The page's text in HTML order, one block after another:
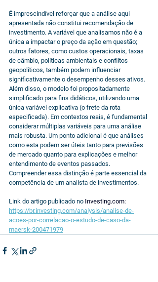
É imprescindível reforçar que a análise aqui
apresentada não constitui recomendação de
investimento. A variável que analisamos não é a
única a impactar o preço da ação em questão;
outros fatores, como custos operacionais, taxas
de câmbio, políticas ambientais e conflitos
geopolíticos, também podem influenciar
significativamente o desempenho desses ativos.
Além disso, o modelo foi propositadamente
simplificado para fins didáticos, utilizando uma
única variável explicativa (o frete da rota
especificada). Em contextos reais, é fundamental
considerar múltiplas variáveis para uma análise
mais robusta. Um ponto adicional é que análises
como esta podem ser úteis tanto para previsões
de mercado quanto para explicações e melhor
entendimento de eventos passados.
Compreender essa distinção é parte essencial da
competência de um analista de investimentos.
Link do artigo publicado no Investing.com:
https://br.investing.com/analysis/analise-de-
acoes-por-correlacao-o-estudo-de-caso-da-
maersk-200471979